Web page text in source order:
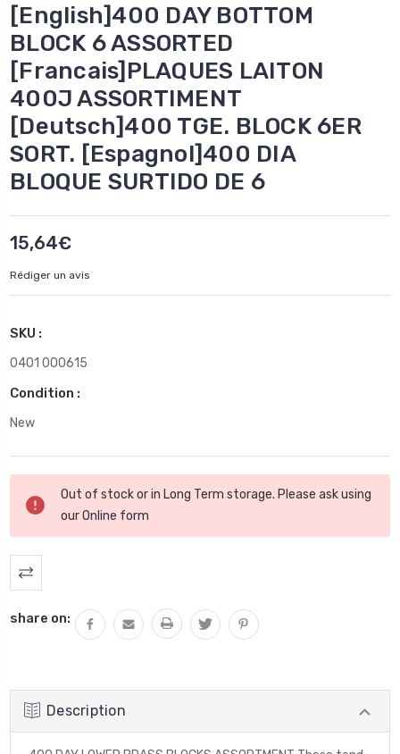
[English]400 DAY BOTTOM
BLOCK 6 ASSORTED
[Francais]PLAQUES LAITON
400J ASSORTIMENT
[Deutsch]400 TGE. BLOCK 6ER
SORT. [Espagnol]400 DIA
BLOQUE SURTIDO DE 6
15,64€
Rédiger un avis
SKU :
0401 000615
Condition :
New
actuel
Out of stock or in Long Term storage. Please ask using
ourOnline form
share on:
Description